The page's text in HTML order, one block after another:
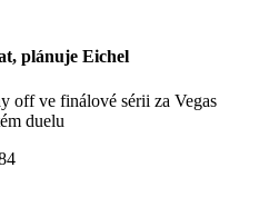
plánuje Eichel
off ve finálové sérii za Vegas
duelu